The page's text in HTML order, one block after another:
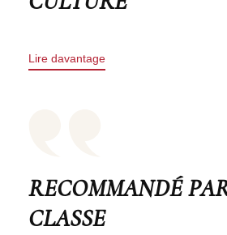
Lire davantage
RECOMMANDÉ
CLASSE